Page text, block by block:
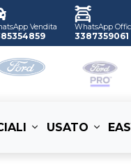
Vendita WhatsApp
3387359061
USATO